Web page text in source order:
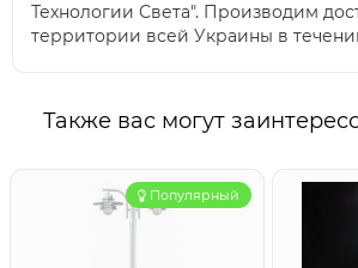
Технологии Света". Производим
территории всей Украины в
Также вас могут
Популярный